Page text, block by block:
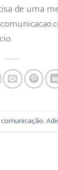
de uma
comunicação.